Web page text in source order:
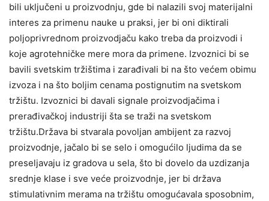
bili uključeni u proizvodnju, gde bi nalazili svoj materijalni
interes za primenu nauke u praksi, jer bi oni diktirali
poljoprivrednom proizvodjaču kako treba da proizvodi i
koje agrotehničke mere mora da primene. Izvoznici bi se
bavili svetskim tržištima i zarađivali bi na što većem obimu
izvoza i na što boljim cenama postignutim na svetskom
tržištu. Izvoznici bi davali signale proizvodjačima i
prerađivačkoj industriji šta se traži na svetskom
tržištu.Država bi stvarala povoljan ambijent za razvoj
proizvodnje, jačalo bi se selo i omogućilo ljudima da se
preseljavaju iz gradova u sela, što bi dovelo da uzdizanja
srednje klase i sve veće proizvodnje, jer bi država
stimulativnim merama na tržištu omogućavala sposobnim,